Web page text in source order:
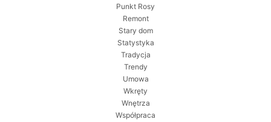
Punkt Rosy
Remont
Stary dom
Statystyka
Tradycja
Trendy
Umowa
Wkręty
Wnętrza
Współpraca